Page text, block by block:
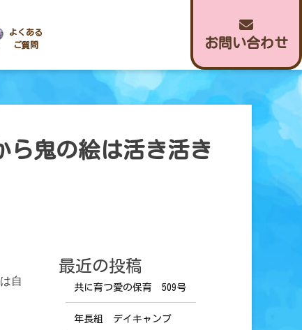
よくある
ご質問
お問い合わせ
ら鬼の絵は活き活き
自
最近の投稿
共に育つ愛の保育 509号
年長組 デイキャンプ